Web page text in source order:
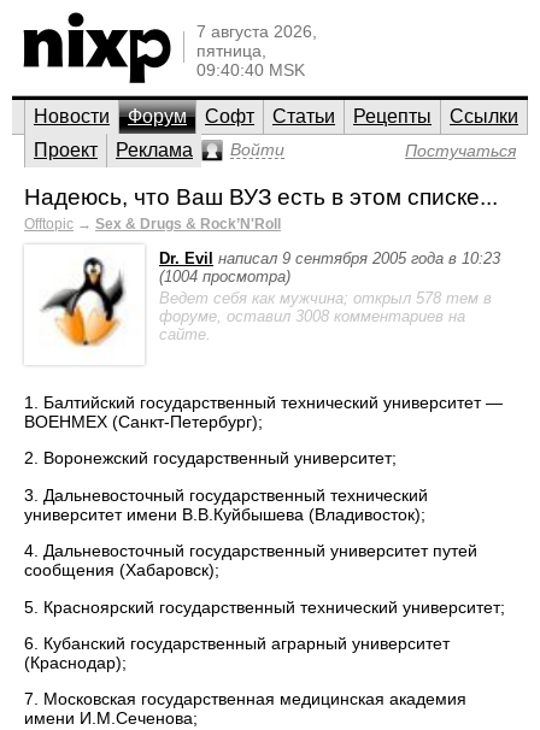
7 августа 2026,
пятница,
09:40:40 MSK
Новости Форум Софт Статьи Рецепты
Ссылки
Проект
Реклама Войти Постучаться
Надеюсь, что Ваш ВУЗ есть в этом списке...
Offtopic → Sex & Drugs & Rock’N'Roll
Dr. Evil написал 9 сентября 2005 года в 10:23
(1004 просмотра)
Ведет себя как мужчина; открыл 578 тем в
форуме, оставил 3008 комментариев на
сайте.
1. Балтийский государственный технический университет —
ВОЕНМЕХ (Санкт-Петербург);
2. Воронежский государственный университет;
3. Дальневосточный государственный технический
университет имени В.В.Куйбышева (Владивосток);
4. Дальневосточный государственный университет путей
сообщения (Хабаровск);
5. Красноярский государственный технический университет;
6. Кубанский государственный аграрный университет
(Краснодар);
7. Московская государственная медицинская академия
имени И.М.Сеченова;